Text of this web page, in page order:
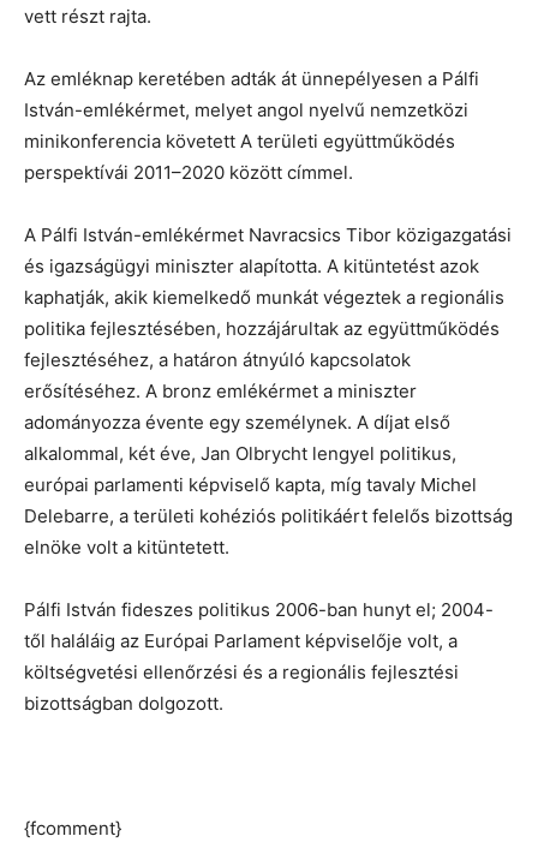
vett részt rajta.
Az emléknap keretében adták át ünnepélyesen a Pálfi
István-emlékérmet, melyet angol nyelvű nemzetközi
minikonferencia követett A területi együttműködés
perspektívái 2011–2020 között címmel.
A Pálfi István-emlékérmet Navracsics Tibor közigazgatási
és igazságügyi miniszter alapította. A kitüntetést azok
kaphatják, akik kiemelkedő munkát végeztek a regionális
politika fejlesztésében, hozzájárultak az együttműködés
fejlesztéséhez, a határon átnyúló kapcsolatok
erősítéséhez. A bronz emlékérmet a miniszter
adományozza évente egy személynek. A díjat első
alkalommal, két éve, Jan Olbrycht lengyel politikus,
európai parlamenti képviselő kapta, míg tavaly Michel
Delebarre, a területi kohéziós politikáért felelős bizottság
elnöke volt a kitüntetett.
Pálfi István fideszes politikus 2006-ban hunyt el; 2004-
től haláláig az Európai Parlament képviselője volt, a
költségvetési ellenőrzési és a regionális fejlesztési
bizottságban dolgozott.
{fcomment}